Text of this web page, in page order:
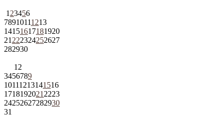
1 23456
78910111213
14151617181920
21 222324252627
282930
1 2
3456789
10111213141516
1718192021 2223
24252627282930
31